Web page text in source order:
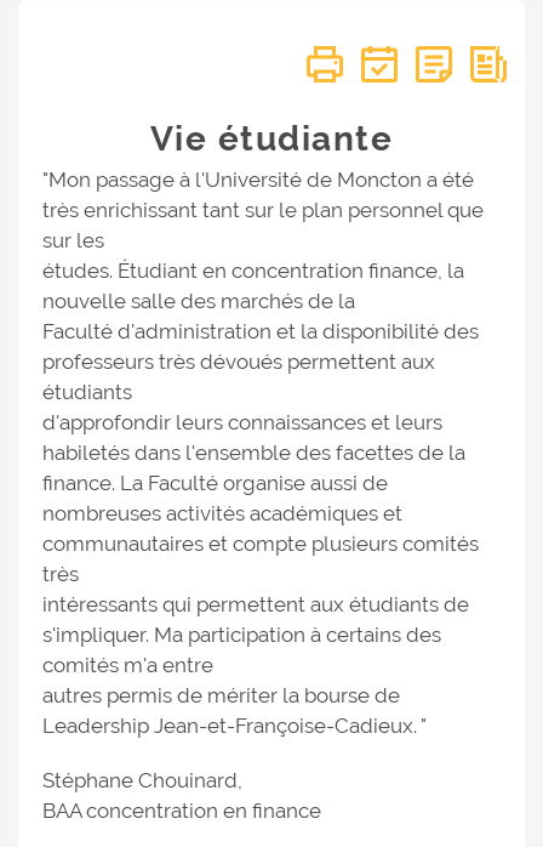
Vie étudiante
"Mon passage à l'Université de Moncton a été
très enrichissant tant sur le plan personnel que
sur les
études. Étudiant en concentration finance, la
nouvelle salle des marchés de la
Faculté d'administration et la disponibilité des
professeurs très dévoués permettent aux
étudiants
d'approfondir leurs connaissances et leurs
habiletés dans l'ensemble des facettes de la
finance. La Faculté organise aussi de
nombreuses activités académiques et
communautaires et compte plusieurs comités
très
intéressants qui permettent aux étudiants de
s'impliquer. Ma participation à certains des
comités m'a entre
autres permis de mériter la bourse de
Leadership Jean-et-Françoise-Cadieux. "
Stéphane Chouinard,
BAA concentration en finance